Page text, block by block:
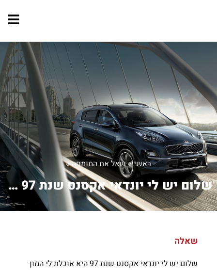
ראשי»שאל את המומחה»
שלום יש לי יונדאי אקסנט שנת 97 היא או...
שאלה
שלום יש לי יונדאי אקסנט שנת 97 היא אוכלת לי המון